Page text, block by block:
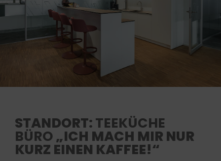
STANDORT:TEEKÜCHE
BÜRO„ICH MACH MIR NUR
KURZ EINEN KAFFEE!“